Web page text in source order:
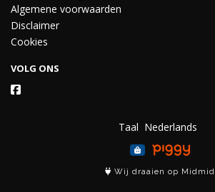
Algemene voorwaarden
Disclaimer
Cookies
VOLG ONS
Taal
Wij draaien op Midmid